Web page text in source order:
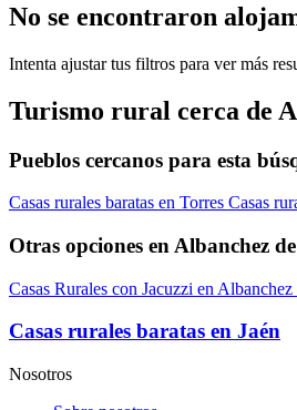
No se encontraron
Intenta ajustar tus filtros para ver más
Turismo rural cerca de
Pueblos cercanos para esta
Casas rurales baratas en Torres Casas
Otras opciones en Albanchez
Casas Rurales con Jacuzzi en
Casas rurales baratas en Jaén
Nosotros